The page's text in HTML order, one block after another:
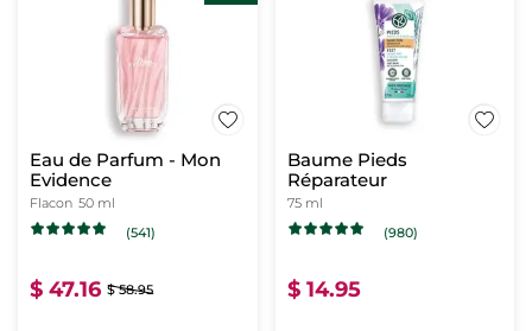
Eau de Parfum - Mon
Evidence
Flacon 50 ml
(541)
$ 47.16 $ 58.95
Baume Pieds
Réparateur
75 ml
(980)
$ 14.95